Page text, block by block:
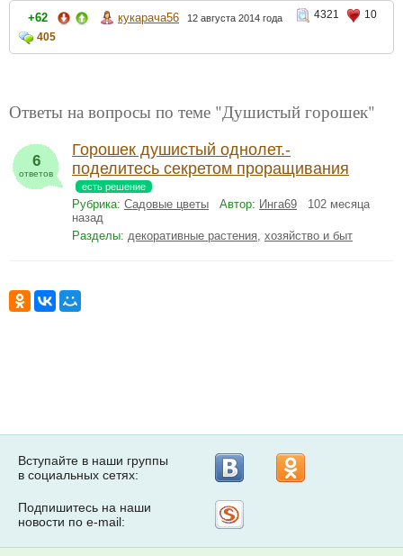
+62 кукарача56 12 августа 2014 года 4321
10
405
Ответы на вопросы по теме "Душистый горошек"
6
ответов
Горошек душистый однолет.-
поделитесь секретом проращивания
есть решение
Рубрика: Садовые цветы Автор: Инга69 102 месяца
назад
Разделы: декоративные растения хозяйство и быт
Вступайте в наши группы
в социальных сетях:
Подпишитесь на наши
новости по e-mail: